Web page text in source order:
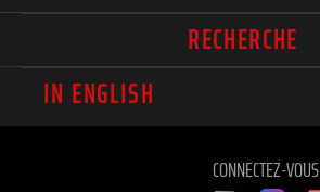
RECHERCHE
IN ENGLISH
CONNECTEZ-VOUS